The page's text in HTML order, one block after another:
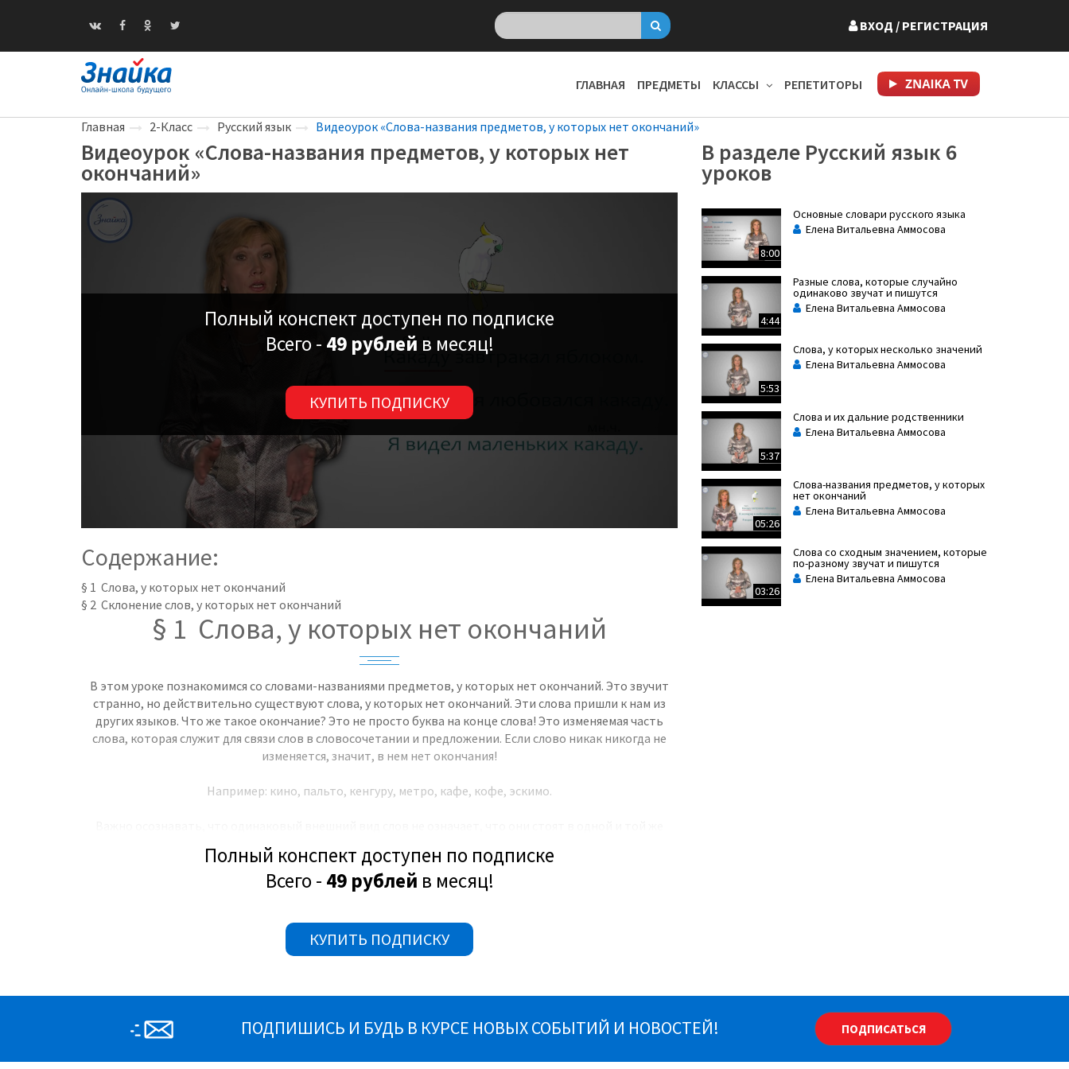
ВХОД / РЕГИСТРАЦИЯ
ГЛАВНАЯ ПРЕДМЕТЫ КЛАССЫ РЕПЕТИТОРЫ
Главная 2-Класс Русский язык Видеоурок «Слова-названия предметов, у которых нет окончаний»
Видеоурок «Слова-названия предметов, у которых нет
окончаний»
В разделе Русский язык 6
уроков
Полный конспект доступен по подписке
Всего - 49 рублей в месяц!
КУПИТЬ ПОДПИСКУ
Содержание:
§ 1 Слова, у которых нет окончаний
§ 2 Склонение слов, у которых нет окончаний
§ 1 Слова, у которых нет окончаний
В этом уроке познакомимся со словами-названиями предметов, у которых нет окончаний. Это звучит
странно, но действительно существуют слова, у которых нет окончаний. Эти слова пришли к нам из
других языков. Что же такое окончание? Это не просто буква на конце слова! Это изменяемая часть
слова, которая служит для связи слов в словосочетании и предложении. Если слово никак никогда не
изменяется, значит, в нем нет окончания!
Например: кино, пальто, кенгуру, метро, кафе, кофе, эскимо.
(стекло, лето, поле) и словами мужского рода с нулевым окончанием (слон, верблюд, лось).
Составим разные предложения со словом какаду и проверим: изменится ли что-нибудь у этого слова на
Полный конспект доступен по подписке
Всего - 49 рублей в месяц!
КУПИТЬ ПОДПИСКУ
8:00
Основные словари русского языка
Елена Витальевна Аммосова
4:44
Разные слова, которые случайно
одинаково звучат и пишутся
Елена Витальевна Аммосова
5:53
Слова, у которых несколько значений
Елена Витальевна Аммосова
5:37
Слова и их дальние родственники
Елена Витальевна Аммосова
05:26
Слова-названия предметов, у которых
нет окончаний
Елена Витальевна Аммосова
03:26
Слова со сходным значением, которые
по-разному звучат и пишутся
Елена Витальевна Аммосова
ПОДПИШИСЬ И БУДЬ В КУРСЕ НОВЫХ СОБЫТИЙ И НОВОСТЕЙ! ПОДПИСАТЬСЯ